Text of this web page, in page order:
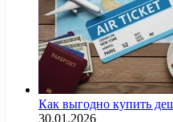
Как выгодно купить
30.01.2026